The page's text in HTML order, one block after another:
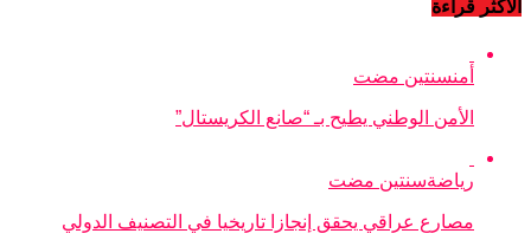
الأكثر قراءة
أمنسنتين مضت
الأمن الوطني يطيح بـ “صانع الكريستال”
رياضةسنتين مضت
مصارع عراقي يحقق إنجازا تاريخيا في التصنيف الدولي